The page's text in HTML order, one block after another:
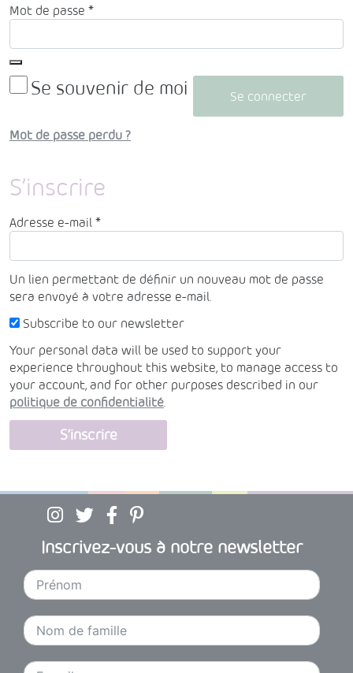
Mot de passe *Obligatoire
Se souvenir de moi Se connecter
Mot de passe perdu ?
S’inscrire
Adresse e-mail *Obligatoire
Un lien permettant de définir un nouveau mot de passe
sera envoyé à votre adresse e-mail.
Subscribe to our newsletter
Your personal data will be used to support your
experience throughout this website, to manage access to
your account, and for other purposes described in our
politique de confidentialité.
S’inscrire
Inscrivez-vous à notre newsletter